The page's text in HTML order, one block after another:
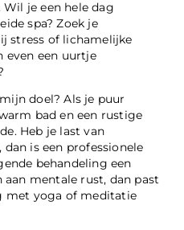
je een hele dag
spa? Zoek je
stress of lichamelijke
even een uurtje
doel? Als je puur
bad en een rustige
Heb je last van
is een professionele
behandeling een
mentale rust, dan past
met yoga of meditatie